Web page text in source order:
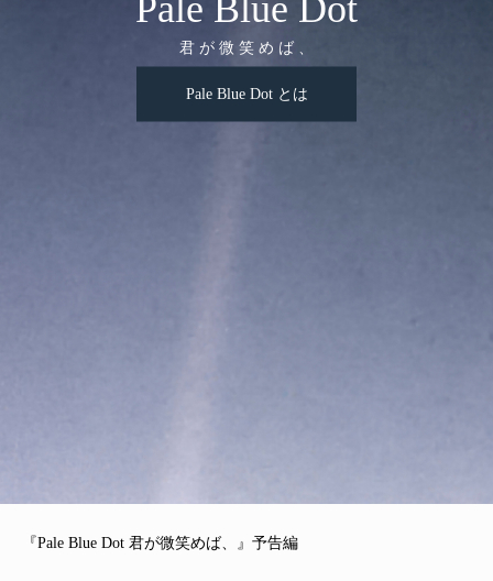
君 が 微 笑 め ば 、
Pale Blue Dot とは
『Pale Blue Dot 君が微笑めば、』予告編